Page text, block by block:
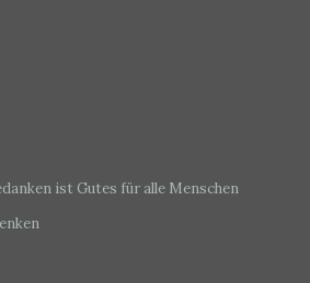
ist Gutes für alle Menschen